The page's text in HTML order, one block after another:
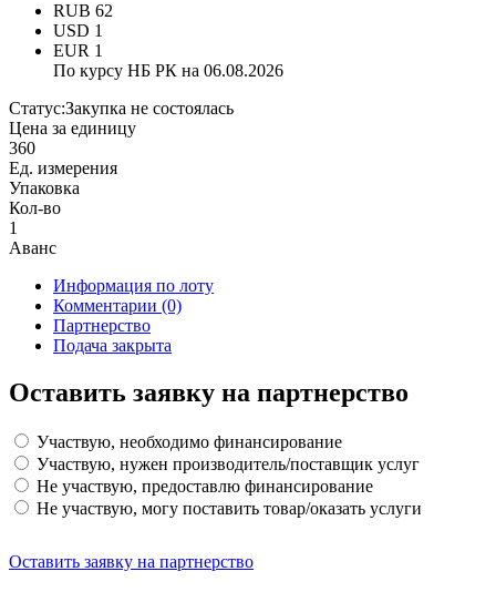
RUB 62
USD 1
EUR 1
По курсу НБ РК на 06.08.2026
Статус:Закупка не состоялась
Цена за единицу
360
Ед. измерения
Упаковка
Кол-во
1
Аванс
Информация по лоту
Комментарии (0)
Партнерство
Подача закрыта
Оставить заявку на партнерство
Участвую, необходимо финансирование
Участвую, нужен производитель/поставщик услуг
Не участвую, предоставлю финансирование
Не участвую, могу поставить товар/оказать услуги
Оставить заявку на партнерство